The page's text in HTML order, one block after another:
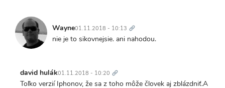
Wayne01.11.2018 - 10:13 odkaz
nie je to sikovnejsie. ani nahodou.
david hulák01.11.2018 - 10:20 odkaz
Toľko verzií Iphonov, že sa z toho môže človek aj zblázdniť.A